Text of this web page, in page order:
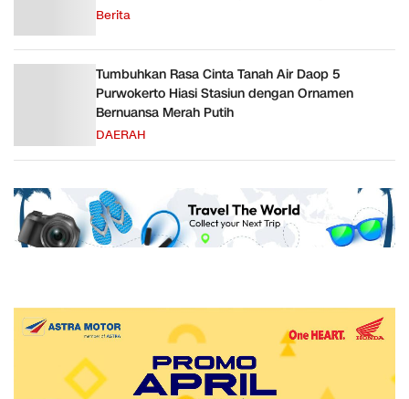
Berita
Tumbuhkan Rasa Cinta Tanah Air Daop 5
Purwokerto Hiasi Stasiun dengan Ornamen
Bernuansa Merah Putih
DAERAH